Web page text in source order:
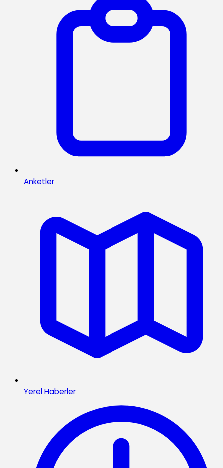
Anketler
Yerel Haberler